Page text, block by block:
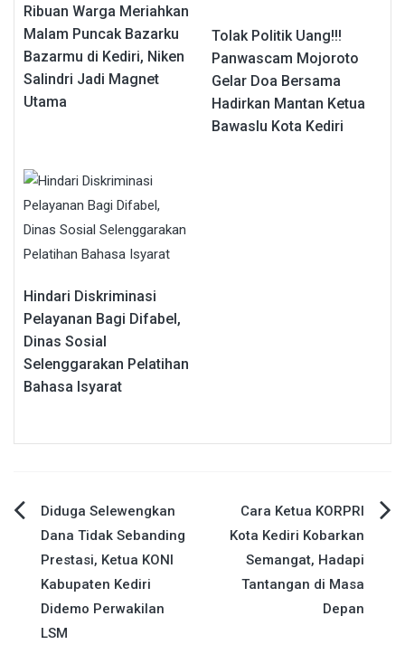
Ribuan Warga Meriahkan
Malam Puncak Bazarku
Bazarmu di Kediri, Niken
Salindri Jadi Magnet
Utama
Tolak Politik Uang!!!
Panwascam Mojoroto
Gelar Doa Bersama
Hadirkan Mantan Ketua
Bawaslu Kota Kediri
Hindari Diskriminasi
Pelayanan Bagi Difabel,
Dinas Sosial
Selenggarakan Pelatihan
Bahasa Isyarat
Navigasi
pos
Diduga Selewengkan
Dana Tidak Sebanding
Prestasi, Ketua KONI
Kabupaten Kediri
Didemo Perwakilan
LSM
Cara Ketua KORPRI
Kota Kediri Kobarkan
Semangat, Hadapi
Tantangan di Masa
Depan